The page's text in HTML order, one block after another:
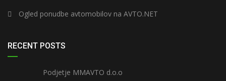
Ogled ponudbe avtomobilov na AVTO.NET
RECENT POSTS
Podjetje MMAVTO d.o.o